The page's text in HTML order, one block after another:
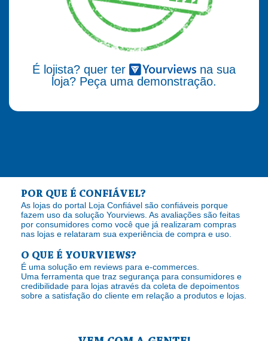
É lojista? quer ter
na sua
loja? Peça uma demonstração.
POR QUE É CONFIÁVEL?
As lojas do portal Loja Confiável são confiáveis porque
fazem uso da solução Yourviews. As avaliações são feitas
por consumidores como você que já realizaram compras
nas lojas e relataram sua experiência de compra e uso.
O QUE É YOURVIEWS?
É uma solução em reviews para e-commerces.
Uma ferramenta que traz segurança para consumidores e
credibilidade para lojas através da coleta de depoimentos
sobre a satisfação do cliente em relação a produtos e lojas.